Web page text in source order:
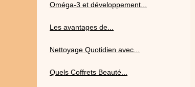
Oméga‑3 et développement...
Les avantages de...
Nettoyage Quotidien avec...
Quels Coffrets Beauté...